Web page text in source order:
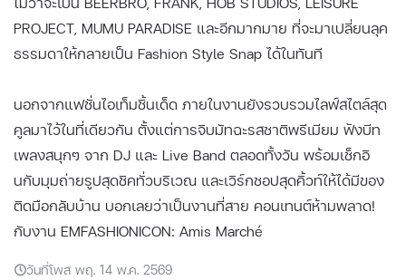
PROJECT, MUMU PARADISE และอีกมากมาย ที่จะมาเปลี่ยนลุค
ธรรมดาให้กลายเป็น Fashion Style Snap ได้ในทันที
นอกจากแฟชั่นไอเท็มชิ้นเด็ด ภายในงานยังรวบรวมไลฟ์สไตล์สุด
คูลมาไว้ในที่เดียวกัน ตั้งแต่การจิบมัทฉะรสชาติพรีเมียม ฟังบีท
เพลงสนุกๆ จาก DJ และ Live Band ตลอดทั้งวัน พร้อมเช็กอิ
นกับมุมถ่ายรูปสุดชิคทั่วบริเวณ และเวิร์กชอปสุดคิ้วท์ให้ได้มีของ
ติดมือกลับบ้าน บอกเลยว่าเป็นงานที่สาย คอนเทนต์ห้ามพลาด!
กับงาน EMFASHIONICON: Amis Marché
วันที่โพส พฤ. 14 พ.ค. 2569